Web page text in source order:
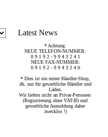
Latest News
* Achtung:
NEUE TELEFON-NUMMER:
0 9 1 9 2 - 9 9 4 3 2 4 1
NEUE FAX-NUMMER:
0 9 1 9 2 - 9 9 4 3 2 4 6
* Dies ist ein reiner Händler-Shop,
dh. nur für gewerbliche Händler und
Läden.
Wir liefern nicht an Privat-Personen
(Registrierung ohne VAT-ID und
gewerbliche Anmeldung daher
zwecklos !)